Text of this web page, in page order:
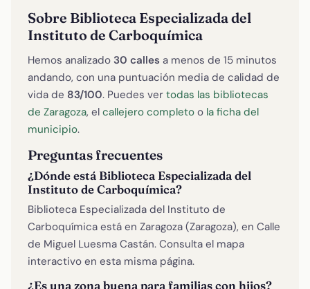
Sobre Biblioteca Especializada del
Instituto de Carboquímica
Hemos analizado 30 calles a menos de 15 minutos
andando, con una puntuación media de calidad de
vida de 83/100. Puedes ver todas las bibliotecas
de Zaragoza, el callejero completo o la ficha del
municipio.
Preguntas frecuentes
¿Dónde está Biblioteca Especializada del
Instituto de Carboquímica?
Biblioteca Especializada del Instituto de
Carboquímica está en Zaragoza (Zaragoza), en Calle
de Miguel Luesma Castán. Consulta el mapa
interactivo en esta misma página.
¿Es una zona buena para familias con hijos?